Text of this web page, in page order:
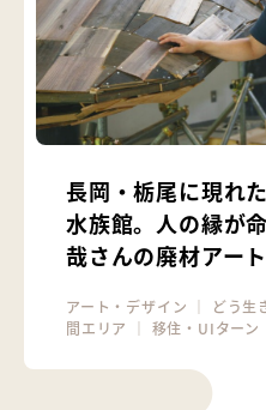
長岡・栃尾に現れ
水族館。人の縁が
哉さんの廃材アート
アート・デザイン どう生
間エリア
移住・UIターン